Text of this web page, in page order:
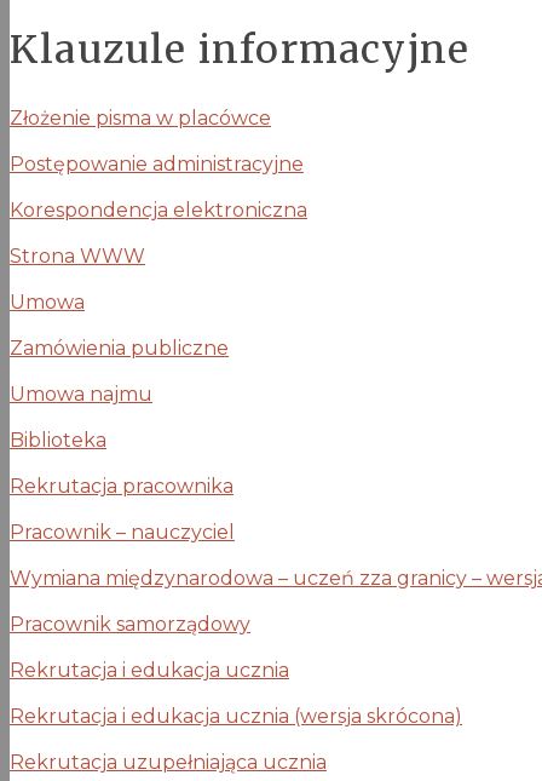
Klauzule informacyjne
Złożenie pisma w placówce
Postępowanie administracyjne
Korespondencja elektroniczna
Strona WWW
Umowa
Zamówienia publiczne
Umowa najmu
Biblioteka
Rekrutacja pracownika
Pracownik – nauczyciel
Wymiana międzynarodowa – uczeń zza granicy –
Pracownik samorządowy
Rekrutacja i edukacja ucznia
Rekrutacja i edukacja ucznia (wersja skrócona)
Rekrutacja uzupełniająca ucznia